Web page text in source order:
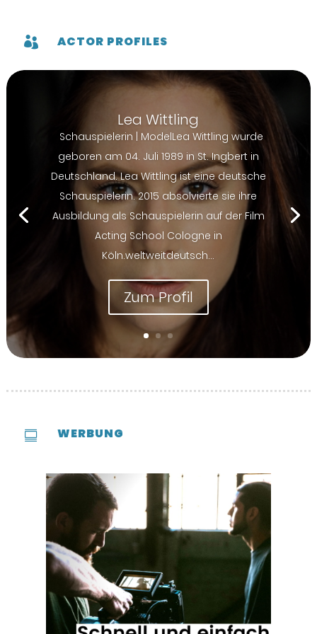
 ACTOR PROFILES
Lea Wittling
Schauspielerin | ModelLea Wittling wurde
geboren am 04. Juli 1989 in St. Ingbert in
Deutschland. Lea Wittling ist eine deutsche
Schauspielerin. 2015 absolvierte sie ihre
Ausbildung als Schauspielerin auf der Film
Acting School Cologne in
Köln.weltweitdeutsch...
Zum Profil
 WERBUNG